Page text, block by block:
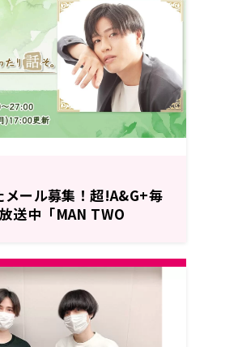
メール募集！超!A&G+毎
送中「MAN TWO